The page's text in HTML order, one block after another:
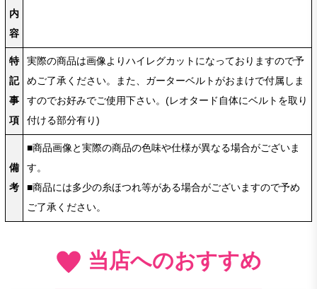
内
容
特
記
事
項
実際の商品は画像よりハイレグカットになっておりますので予
めご了承ください。また、ガーターベルトがおまけで付属しま
すのでお好みでご使用下さい。(レオタード自体にベルトを取り
付ける部分有り)
備
考
■商品画像と実際の商品の色味や仕様が異なる場合がございま
す。
■商品には多少の糸ほつれ等がある場合がございますので予め
ご了承ください。
当店へのおすすめ